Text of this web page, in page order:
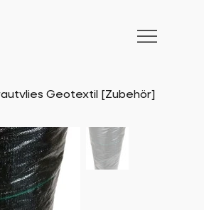
Geotextil [Zubehör]